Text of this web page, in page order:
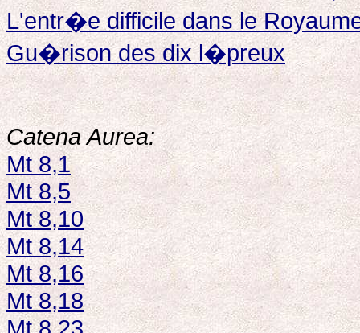
L'entr�e difficile dans le
Gu�rison des dix l�preux
Catena Aurea:
Mt 8,1
Mt 8,5
Mt 8,10
Mt 8,14
Mt 8,16
Mt 8,18